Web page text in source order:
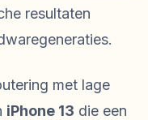
resultaten
met lage
iPhone 13 die een